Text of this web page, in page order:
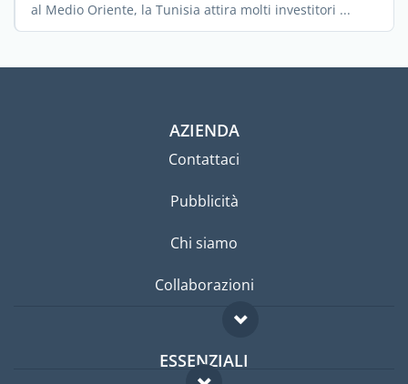
al Medio Oriente, la Tunisia attira molti investitori ...
AZIENDA
Contattaci
Pubblicità
Chi siamo
Collaborazioni
ESSENZIALI